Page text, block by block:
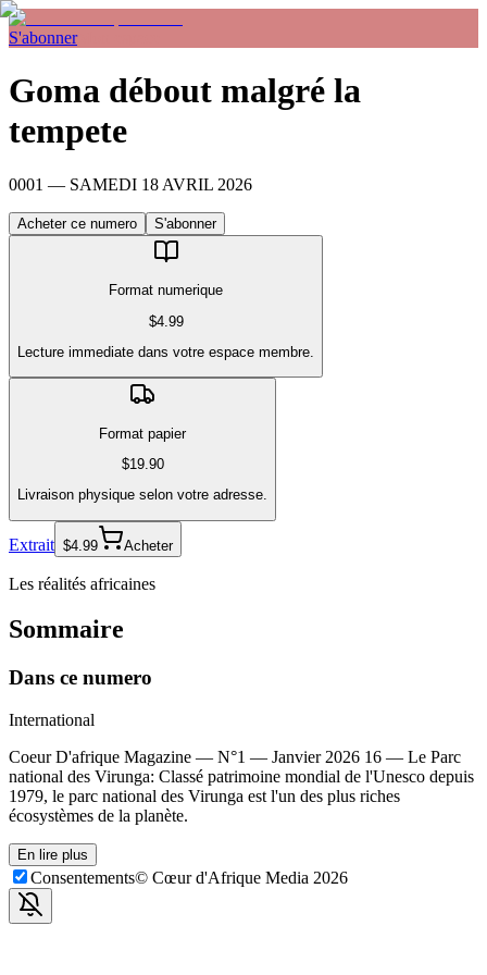
S'abonnerMon espace
Goma débout malgré la
tempete
0001 — SAMEDI 18 AVRIL 2026
Acheter ce numero S'abonner
Format numerique
$4.99
Lecture immediate dans votre espace membre.
Format papier
$19.90
Livraison physique selon votre adresse.
Extrait $4.99 Acheter
Les réalités africaines
Sommaire
Dans ce numero
International
Coeur D'afrique Magazine — N°1 — Janvier 2026 16 — Le Parc
national des Virunga: Classé patrimoine mondial de l'Unesco depuis
1979, le parc national des Virunga est l'un des plus riches
écosystèmes de la planète.
En lire plus
Consentements© Cœur d'Afrique Media 2026